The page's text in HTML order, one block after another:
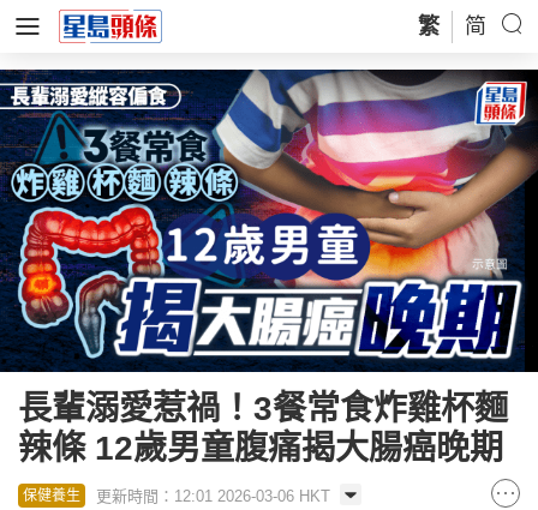
繁 简
長輩溺愛惹禍！3餐常食炸雞杯麵
辣條 12歲男童腹痛揭大腸癌晚期
保健養生 更新時間：12:01 2026-03-06 HKT